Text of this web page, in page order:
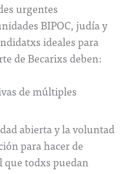
urgentes
BIPOC, judía y
ideales para
de Becarixs deben:
de múltiples
abierta y la voluntad
para hacer de
todxs puedan